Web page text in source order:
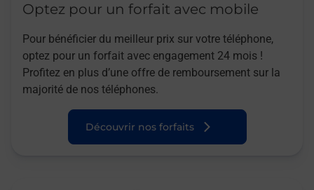
Optez pour un forfait avec mobile
Pour bénéficier du meilleur prix sur votre téléphone,
optez pour un forfait avec engagement 24 mois !
Profitez en plus d’une offre de remboursement sur la
majorité de nos téléphones.
Découvrir nos forfaits